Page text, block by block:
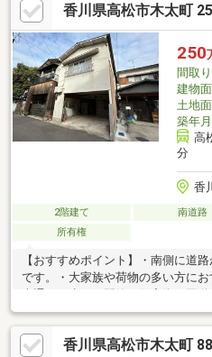
香川県高松市木太町
250
間取り
建物
土地
築年月
高
分
香
2階建て 南道路
所有権
【おすすめポイント】・南側に道
です。・大家族や荷物の多い方にお
車通りの少ない閑静な住宅街、国
通勤に便利です。・琴電長尾線 林
JR高徳線 木太町駅まで1600m（徒
【周辺施設】・ローソン高松木太町
香川県高松市木太町